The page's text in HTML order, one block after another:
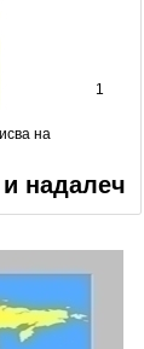
1
на
надалеч